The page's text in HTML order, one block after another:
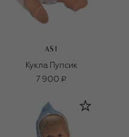
ASI
Кукла Пупсик
7 900 ₽